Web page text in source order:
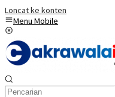
Loncat ke konten
Menu Mobile